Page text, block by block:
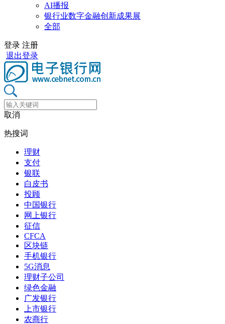
AI播报
银行业数字金融创新成果展
全部
登录 注册
退出登录
取消
热搜词
理财
支付
银联
白皮书
投顾
中国银行
网上银行
征信
CFCA
区块链
手机银行
5G消息
理财子公司
绿色金融
广发银行
上市银行
农商行